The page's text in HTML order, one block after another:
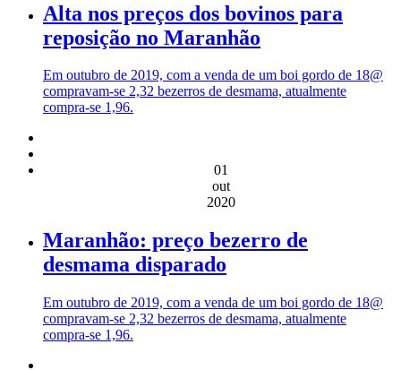
Alta nos preços dos bovinos para
reposição no Maranhão
Em outubro de 2019, com a venda de um boi gordo de 18@
compravam-se 2,32 bezerros de desmama, atualmente
compra-se 1,96.
01
out
2020
Maranhão: preço bezerro de
desmama disparado
Em outubro de 2019, com a venda de um boi gordo de 18@
compravam-se 2,32 bezerros de desmama, atualmente
compra-se 1,96.